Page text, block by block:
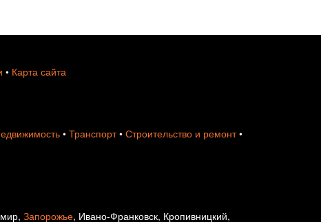
• Карта сайта
• Транспорт• Строительство и ремонт•
Запорожье, Ивано-Франковск, Кропивницкий,